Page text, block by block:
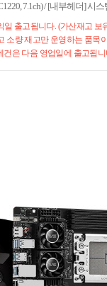
7.1ch) / [내부헤더] 시
일 출고됩니다. (가산재고 보
량 재고만 운영하는 품목
은 다음 영업일에 출고됩니